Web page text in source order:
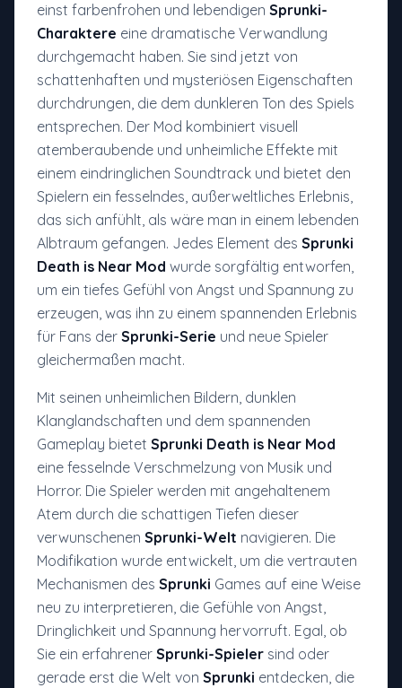
einst farbenfrohen und lebendigen Sprunki-
Charaktere eine dramatische Verwandlung
durchgemacht haben. Sie sind jetzt von
schattenhaften und mysteriösen Eigenschaften
durchdrungen, die dem dunkleren Ton des Spiels
entsprechen. Der Mod kombiniert visuell
atemberaubende und unheimliche Effekte mit
einem eindringlichen Soundtrack und bietet den
Spielern ein fesselndes, außerweltliches Erlebnis,
das sich anfühlt, als wäre man in einem lebenden
Albtraum gefangen. Jedes Element des Sprunki
Death is Near Mod wurde sorgfältig entworfen,
um ein tiefes Gefühl von Angst und Spannung zu
erzeugen, was ihn zu einem spannenden Erlebnis
für Fans der Sprunki-Serie und neue Spieler
gleichermaßen macht.
Mit seinen unheimlichen Bildern, dunklen
Klanglandschaften und dem spannenden
Gameplay bietet Sprunki Death is Near Mod
eine fesselnde Verschmelzung von Musik und
Horror. Die Spieler werden mit angehaltenem
Atem durch die schattigen Tiefen dieser
verwunschenen Sprunki-Welt navigieren. Die
Modifikation wurde entwickelt, um die vertrauten
Mechanismen des Sprunki Games auf eine Weise
neu zu interpretieren, die Gefühle von Angst,
Dringlichkeit und Spannung hervorruft. Egal, ob
Sie ein erfahrener Sprunki-Spieler sind oder
gerade erst die Welt von Sprunki entdecken, die